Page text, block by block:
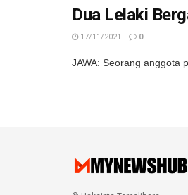
Dua Lelaki
17/11/2021 0
JAWA: Seorang anggota